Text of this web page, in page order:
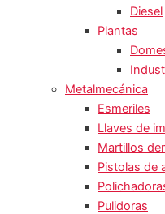
Diesel
Plantas
Metalmecánica
Esmeriles
Llaves de
Martillos
Pistolas de
Pulidoras